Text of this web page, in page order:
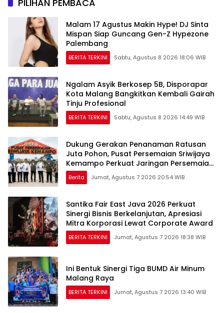
PILIHAN PEMBACA
Malam 17 Agustus Makin Hype! DJ Sinta
Mispan Siap Guncang Gen-Z Hypezone
Palembang
BERITA TERKINI Sabtu, Agustus 8 2026 18:06 WIB
Ngalam Asyik Berkosep 5B, Disporapar
Kota Malang Bangkitkan Kembali Gairah
Tinju Profesional
BERITA TERKINI Sabtu, Agustus 8 2026 14:49 WIB
Dukung Gerakan Penanaman Ratusan
Juta Pohon, Pusat Persemaian Sriwijaya
Kemampo Perkuat Jaringan Persemaian
Nasional*
Berita Jumat, Agustus 7 2026 20:54 WIB
Santika Fair East Java 2026 Perkuat
Sinergi Bisnis Berkelanjutan, Apresiasi
Mitra Korporasi Lewat Corporate Award
BERITA TERKINI Jumat, Agustus 7 2026 18:38 WIB
Ini Bentuk Sinergi Tiga BUMD Air Minum
Malang Raya
BERITA TERKINI Jumat, Agustus 7 2026 13:40 WIB